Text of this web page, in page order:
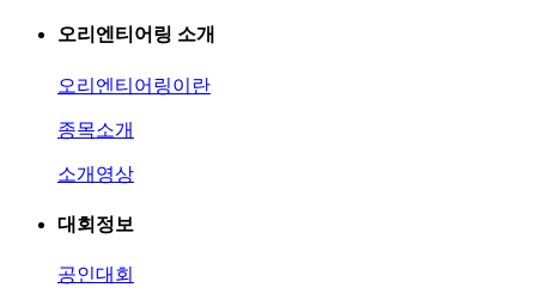
오리엔티어링 소개
오리엔티어링이란
종목소개
소개영상
대회정보
공인대회